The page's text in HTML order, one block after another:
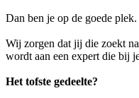
Dan ben je op de goede plek.
Wij zorgen dat jij die zoekt
wordt aan een expert die bij
Het tofste gedeelte?